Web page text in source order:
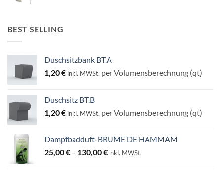
BEST SELLING
Duschsitzbank BT.A
1,20€ inkl. MWSt. per Volumensberechnung (qt)
Duschsitz BT.B
1,20€ inkl. MWSt. per Volumensberechnung (qt)
Dampfbadduft-BRUME DE HAMMAM
25,00€ – 130,00€Preisspanne:
inkl. MWSt.